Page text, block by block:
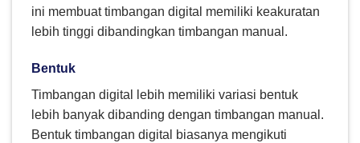
ini membuat timbangan digital memiliki keakuratan
lebih tinggi dibandingkan timbangan manual.
Bentuk
Timbangan digital lebih memiliki variasi bentuk
lebih banyak dibanding dengan timbangan manual.
Bentuk timbangan digital biasanya mengikuti